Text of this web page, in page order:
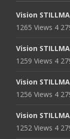
Vision
1265 Views 4
Vision
1259 Views 4
Vision
1256 Views 4
Vision
1252 Views 4